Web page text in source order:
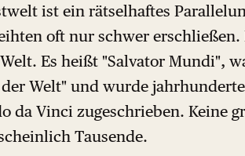
ist ein rätselhaftes
oft nur schwer
Es heißt "Salvator Mundi",
Welt" und wurde
da Vinci zugeschrieben. Keine
Tausende.